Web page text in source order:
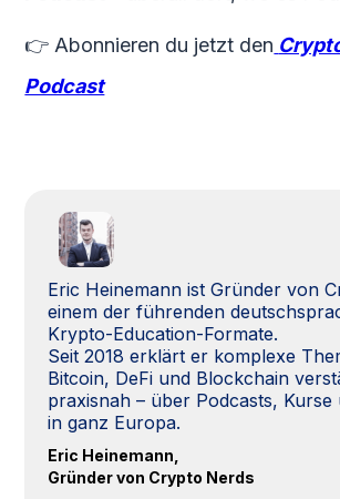
👉 Abonnieren du jetzt den
Podcast
Eric Heinemann ist Gründer von
einem der führenden
Krypto-Education-Formate.
Seit 2018 erklärt er komplexe
Bitcoin, DeFi und Blockchain
praxisnah – über Podcasts, Kurse
in ganz Europa.
Eric Heinemann,
Gründer von Crypto Nerds